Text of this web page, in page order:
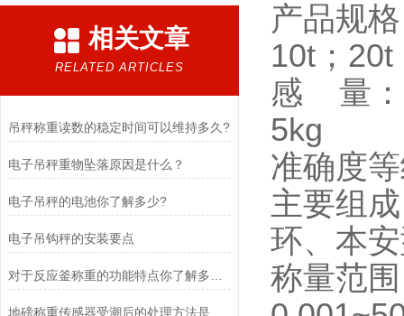
相关文章
RELATED ARTICLES
吊秤称重读数的稳定时间可以维持多久?
电子吊秤重物坠落原因是什么？
电子吊秤的电池你了解多少?
电子吊钩秤的安装要点
产品规
10t；20t
感 量：
5kg
准确度
主要组
环、本
称量范